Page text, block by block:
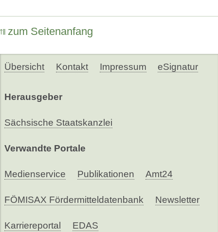
zum Seitenanfang
Übersicht Kontakt Impressum eSignatur
Herausgeber
Sächsische Staatskanzlei
Verwandte Portale
Medienservice Publikationen Amt24
FÖMISAX Fördermitteldatenbank Newsletter
Karriereportal EDAS